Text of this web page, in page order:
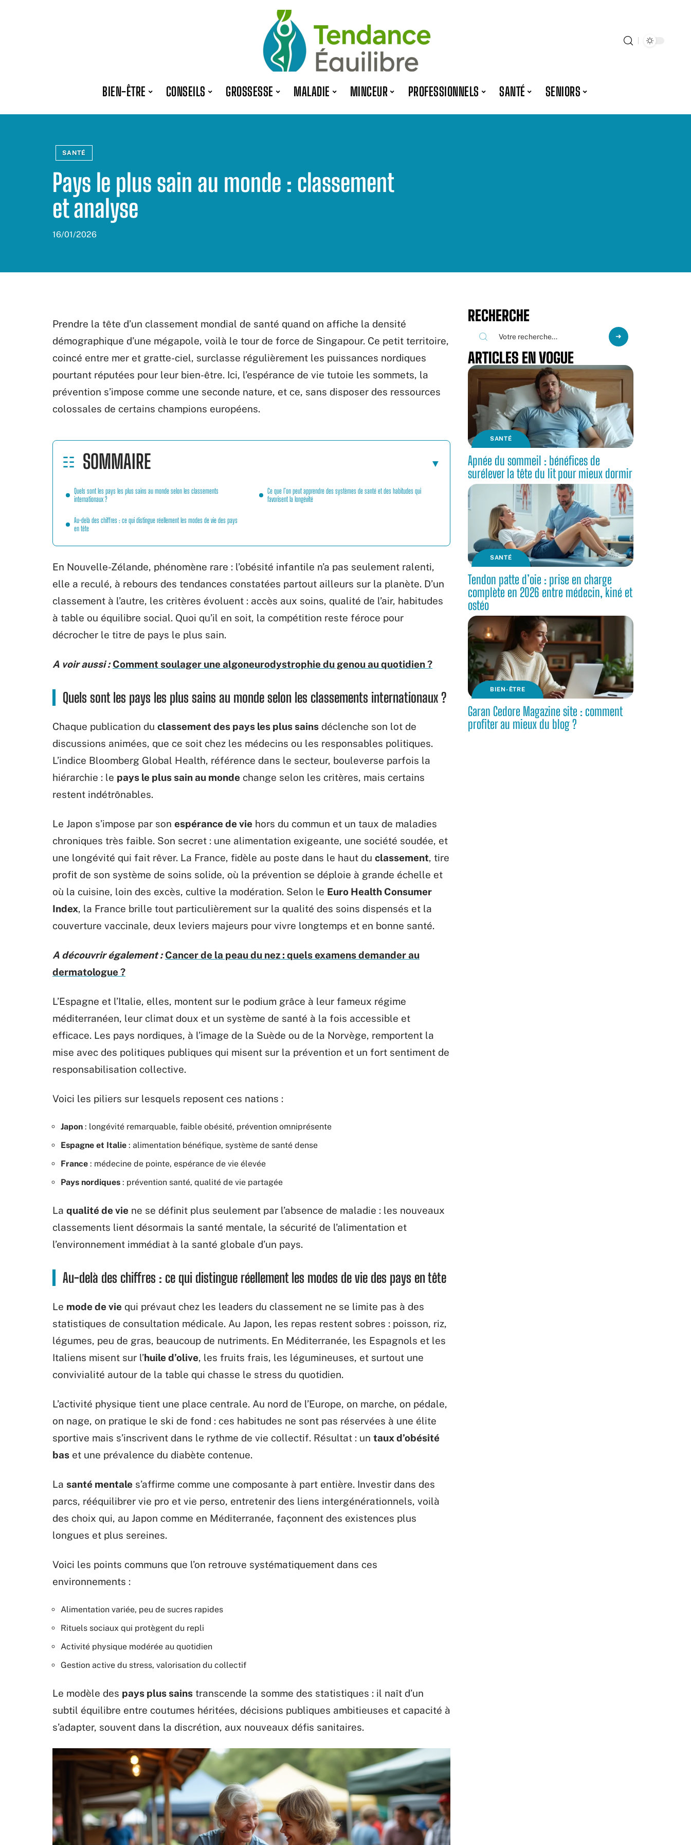
BIEN-ÊTRE CONSEILS GROSSESSE MALADIE MINCEUR PROFESSIONNELS SANTÉ SENIORS
SANTÉ
Pays le plus sain au monde : classement
et analyse
16/01/2026
Prendre la tête d’un classement mondial de santé quand on affiche la densité
démographique d’une mégapole, voilà le tour de force de Singapour. Ce petit territoire,
coincé entre mer et gratte-ciel, surclasse régulièrement les puissances nordiques
pourtant réputées pour leur bien-être. Ici, l’espérance de vie tutoie les sommets, la
prévention s’impose comme une seconde nature, et ce, sans disposer des ressources
colossales de certains champions européens.
SOMMAIRE
Quels sont les pays les plus sains au monde selon les classements
internationaux ?
Au-delà des chiffres : ce qui distingue réellement les modes de vie des pays
en tête
Ce que l’on peut apprendre des systèmes de santé et des habitudes qui
favorisent la longévité
En Nouvelle-Zélande, phénomène rare : l’obésité infantile n’a pas seulement ralenti,
elle a reculé, à rebours des tendances constatées partout ailleurs sur la planète. D’un
classement à l’autre, les critères évoluent : accès aux soins, qualité de l’air, habitudes
à table ou équilibre social. Quoi qu’il en soit, la compétition reste féroce pour
décrocher le titre de pays le plus sain.
A voir aussi : Comment soulager une algoneurodystrophie du genou au quotidien ?
Quels sont les pays les plus sains au monde selon les classements internationaux ?
Chaque publication du classement des pays les plus sains déclenche son lot de
discussions animées, que ce soit chez les médecins ou les responsables politiques.
L’indice Bloomberg Global Health, référence dans le secteur, bouleverse parfois la
hiérarchie : le pays le plus sain au monde change selon les critères, mais certains
restent indétrônables.
Le Japon s’impose par son espérance de vie hors du commun et un taux de maladies
chroniques très faible. Son secret : une alimentation exigeante, une société soudée, et
une longévité qui fait rêver. La France, fidèle au poste dans le haut du classement, tire
profit de son système de soins solide, où la prévention se déploie à grande échelle et
où la cuisine, loin des excès, cultive la modération. Selon le Euro Health Consumer
Index, la France brille tout particulièrement sur la qualité des soins dispensés et la
couverture vaccinale, deux leviers majeurs pour vivre longtemps et en bonne santé.
A découvrir également : Cancer de la peau du nez : quels examens demander au
dermatologue ?
L’Espagne et l’Italie, elles, montent sur le podium grâce à leur fameux régime
méditerranéen, leur climat doux et un système de santé à la fois accessible et
efficace. Les pays nordiques, à l’image de la Suède ou de la Norvège, remportent la
mise avec des politiques publiques qui misent sur la prévention et un fort sentiment de
responsabilisation collective.
Voici les piliers sur lesquels reposent ces nations :
Japon : longévité remarquable, faible obésité, prévention omniprésente
Espagne et Italie : alimentation bénéfique, système de santé dense
France : médecine de pointe, espérance de vie élevée
Pays nordiques : prévention santé, qualité de vie partagée
La qualité de vie ne se définit plus seulement par l’absence de maladie : les nouveaux
classements lient désormais la santé mentale, la sécurité de l’alimentation et
l’environnement immédiat à la santé globale d’un pays.
Au-delà des chiffres : ce qui distingue réellement les modes de vie des pays en tête
Le mode de vie qui prévaut chez les leaders du classement ne se limite pas à des
statistiques de consultation médicale. Au Japon, les repas restent sobres : poisson, riz,
légumes, peu de gras, beaucoup de nutriments. En Méditerranée, les Espagnols et les
Italiens misent sur l’huile d’olive, les fruits frais, les légumineuses, et surtout une
convivialité autour de la table qui chasse le stress du quotidien.
L’activité physique tient une place centrale. Au nord de l’Europe, on marche, on pédale,
on nage, on pratique le ski de fond : ces habitudes ne sont pas réservées à une élite
sportive mais s’inscrivent dans le rythme de vie collectif. Résultat : un taux d’obésité
bas et une prévalence du diabète contenue.
La santé mentale s’affirme comme une composante à part entière. Investir dans des
parcs, rééquilibrer vie pro et vie perso, entretenir des liens intergénérationnels, voilà
des choix qui, au Japon comme en Méditerranée, façonnent des existences plus
longues et plus sereines.
Voici les points communs que l’on retrouve systématiquement dans ces
environnements :
Alimentation variée, peu de sucres rapides
Rituels sociaux qui protègent du repli
Activité physique modérée au quotidien
Gestion active du stress, valorisation du collectif
Le modèle des pays plus sains transcende la somme des statistiques : il naît d’un
subtil équilibre entre coutumes héritées, décisions publiques ambitieuses et capacité à
s’adapter, souvent dans la discrétion, aux nouveaux défis sanitaires.
RECHERCHE
ARTICLES EN VOGUE
SANTÉ
Apnée du sommeil : bénéfices de
surélever la tête du lit pour mieux dormir
SANTÉ
Tendon patte d’oie : prise en charge
complète en 2026 entre médecin, kiné et
ostéo
BIEN-ÊTRE
Garan Cedore Magazine site : comment
profiter au mieux du blog ?